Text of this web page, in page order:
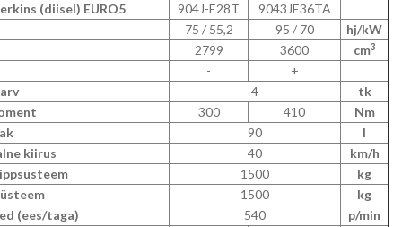
(diisel) EURO5
904J-E28T
9043JE36TA
75 / 55,2
95 / 70
hj/kW
2799
3600 cm3
-
+
4
tk
300 410
Nm
90
l
kiirus
40
km/h
1500
kg
1500
kg
(ees/taga)
540
p/min